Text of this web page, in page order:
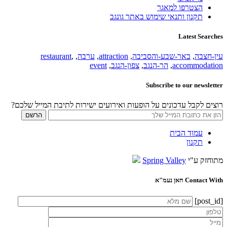
הצטרפו למאגר
תקנון ותנאי שימוש באתר גונגב
Latest Searches
עין-חצבה, באר-שבע-והסביבה,
attraction
, ערבה,
restaurant,
accommodation
, הר-הנגב, צפון-הנגב,
event
Subscribe to our newsletter
רוצים לקבל עדכונים על הופעות ואירועים ישירות לתיבת המייל שלכם?
עמוד הבית
תקנון
מתוחזק ע"י Spring Valley
Contact With חאן נעמ"א
[post_id]